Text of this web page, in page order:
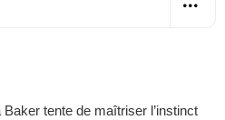
tente de maîtriser l’instinct